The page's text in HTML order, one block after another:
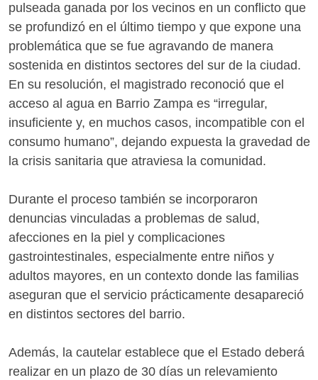
pulseada ganada por los vecinos en un conflicto que
se profundizó en el último tiempo y que expone una
problemática que se fue agravando de manera
sostenida en distintos sectores del sur de la ciudad.
En su resolución, el magistrado reconoció que el
acceso al agua en Barrio Zampa es “irregular,
insuficiente y, en muchos casos, incompatible con el
consumo humano”, dejando expuesta la gravedad de
la crisis sanitaria que atraviesa la comunidad.
Durante el proceso también se incorporaron
denuncias vinculadas a problemas de salud,
afecciones en la piel y complicaciones
gastrointestinales, especialmente entre niños y
adultos mayores, en un contexto donde las familias
aseguran que el servicio prácticamente desapareció
en distintos sectores del barrio.
Además, la cautelar establece que el Estado deberá
realizar en un plazo de 30 días un relevamiento